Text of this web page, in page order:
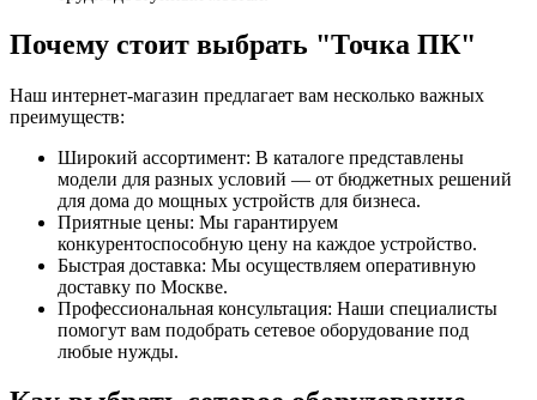
Почему стоит выбрать "Точка ПК"
Наш интернет-магазин предлагает вам несколько важных
преимуществ:
Широкий ассортимент: В каталоге представлены
модели для разных условий — от бюджетных решений
для дома до мощных устройств для бизнеса.
Приятные цены: Мы гарантируем
конкурентоспособную цену на каждое устройство.
Быстрая доставка: Мы осуществляем оперативную
доставку по Москве.
Профессиональная консультация: Наши специалисты
помогут вам подобрать сетевое оборудование под
любые нужды.